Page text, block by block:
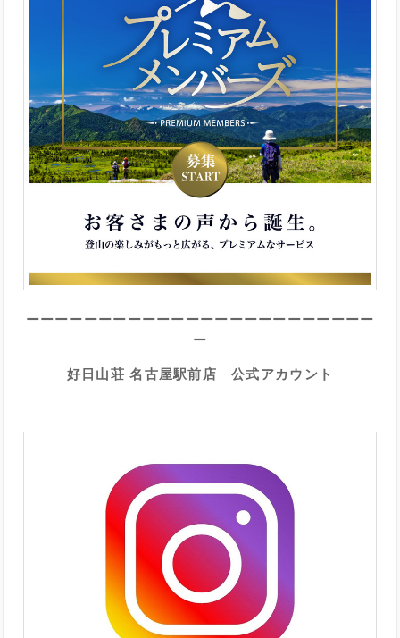
ーーーーーーーーーーーーーーーーーーーーーーーー
ー
好日山荘 名古屋駅前店 公式アカウント